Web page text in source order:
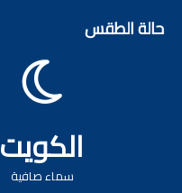
حالة الطقس
الكويت
سماء صافية